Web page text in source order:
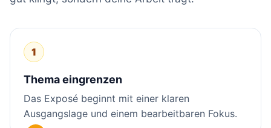
1
Thema eingrenzen
Das Exposé beginnt mit einer klaren
Ausgangslage und einem bearbeitbaren Fokus.